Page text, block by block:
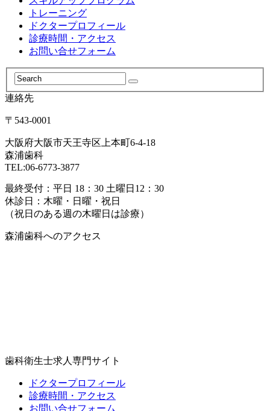
トレーニング
ドクタープロフィール
診療時間・アクセス
お問い合せフォーム
連絡先
〒543-0001
大阪府大阪市天王寺区上本町6-4-18
森浦歯科
TEL:06-6773-3877
最終受付：平日 18：30 土曜日12：30
休診日：木曜・日曜・祝日
（祝日のある週の木曜日は診療）
森浦歯科へのアクセス
歯科衛生士求人専門サイト
ドクタープロフィール
診療時間・アクセス
お問い合せフォーム